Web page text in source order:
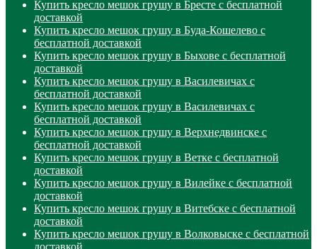
Купить кресло мешок грушу в Бресте с бесплатной
доставкой
Купить кресло мешок грушу в Буда-Кошелево с
бесплатной доставкой
Купить кресло мешок грушу в Быхове с бесплатной
доставкой
Купить кресло мешок грушу в Василевичах с
бесплатной доставкой
Купить кресло мешок грушу в Василевичах с
бесплатной доставкой
Купить кресло мешок грушу в Верхнедвинске с
бесплатной доставкой
Купить кресло мешок грушу в Ветке с бесплатной
доставкой
Купить кресло мешок грушу в Вилейке с бесплатной
доставкой
Купить кресло мешок грушу в Витебске с бесплатной
доставкой
Купить кресло мешок грушу в Волковыске с бесплатной
доставкой